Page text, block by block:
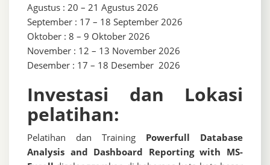
Agustus : 20 – 21 Agustus 2026
September : 17 – 18 September 2026
Oktober : 8 – 9 Oktober 2026
November : 12 – 13 November 2026
Desember : 17 – 18 Desember 2026
Investasi dan Lokasi
pelatihan:
Pelatihan dan Training Powerfull Database
Analysis and Dashboard Reporting with MS-